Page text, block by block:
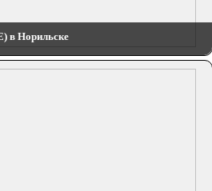
в Норильске